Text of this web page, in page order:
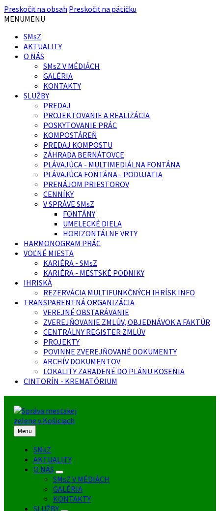
Preskočiť na obsah Preskočiť na pätičku
MENUMENU
SMsZ
AKTUALITY
O NÁS
SMsZ V MÉDIÁCH
GALÉRIA
KONTAKTY
SLUŽBY
PREDAJ
PROJEKTOVANIE A REALIZÁCIA
POSKYTOVANIE PRÁC
KOMPOSTÁREŇ
PREDAJ KOMPOSTU
ZÁHRADA BERNÁTOVCE
PLÁVAJÚCA - MULTIMEDIÁLNA FONTÁNA
PLÁVAJÚCA FONTÁNA - PODUJATIA
PRENÁJOM PRIESTOROV
CENNÍKY
V SPRÁVE SMsZ
FONTÁNY
UMELECKÉ DIELA
HORIZONTÁLNE VRTY
HARMONOGRAM PRÁC
VOĽNÉ MIESTA
KARIÉRA - SMsZ
KARIÉRA - MESTSKÉ PODNIKY
IHRISKÁ
REZERVÁCIA MULTIFUNKČNÝCH IHRÍSK INFO
TRANSPARENTNÁ ORGANIZÁCIA
VEREJNÉ OBSTARÁVANIE
ZVEREJŇOVANIE ZMLÚV, OBJEDNÁVOK A FAKTÚR
CENTRÁLNY REGISTER ZMLÚV
PROJEKTY
POVINNE ZVEREJŇOVANÉ DOKUMENTY
ARCHÍV DOKUMENTOV
LOKALITY ZARADENÉ DO PLÁNU KOSENIA
CINTORÍN - KREMATÓRIUM
Menu
SMsZ
AKTUALITY
O NÁS
SMsZ V MÉDIÁCH
GALÉRIA
KONTAKTY
SLUŽBY